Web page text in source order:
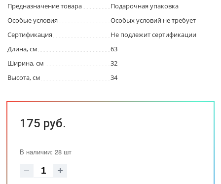
Предназначение товара
Подарочная упаковка
Особые условия
Особых условий не требует
Сертификация
Не подлежит сертификации
Длина, см
63
Ширина, см
32
Высота, см
34
175 руб.
В наличии: 28 шт